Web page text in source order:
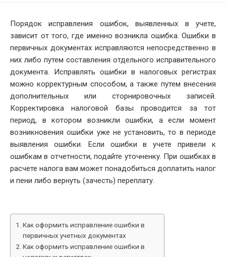
Порядок исправления ошибок, выявленных в учете,
зависит от того, где именно возникла ошибка. Ошибки в
первичных документах исправляются непосредственно в
них либо путем составления отдельного исправительного
документа. Исправлять ошибки в налоговых регистрах
можно корректурным способом, а также путем внесения
дополнительных или сторнировочных записей.
Корректировка налоговой базы проводится за тот
период, в котором возникли ошибки, а если момент
возникновения ошибки уже не установить, то в периоде
выявления ошибки. Если ошибки в учете привели к
ошибкам в отчетности, подайте уточненку. При ошибках в
расчете налога вам может понадобиться доплатить налог
и пени либо вернуть (зачесть) переплату.
Как оформить исправление ошибки в
первичных учетных документах
Как оформить исправление ошибки в